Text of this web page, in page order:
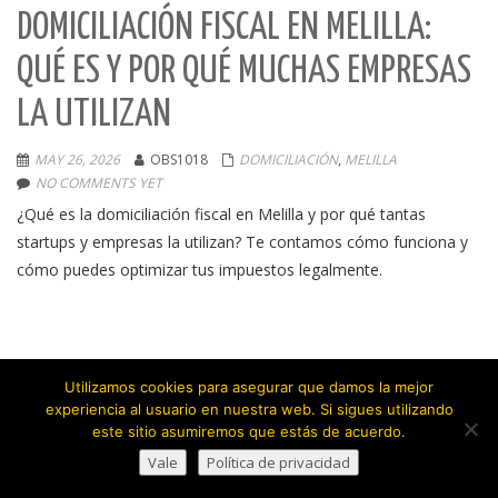
DOMICILIACIÓN FISCAL EN MELILLA:
QUÉ ES Y POR QUÉ MUCHAS EMPRESAS
LA UTILIZAN
MAY 26, 2026 OBS1018 DOMICILIACIÓN, MELILLA
NO COMMENTS YET
¿Qué es la domiciliación fiscal en Melilla y por qué tantas
startups y empresas la utilizan? Te contamos cómo funciona y
cómo puedes optimizar tus impuestos legalmente.
Copyright © 2026.
Utilizamos cookies para asegurar que damos la mejor
experiencia al usuario en nuestra web. Si sigues utilizando
este sitio asumiremos que estás de acuerdo.
Vale Política de privacidad